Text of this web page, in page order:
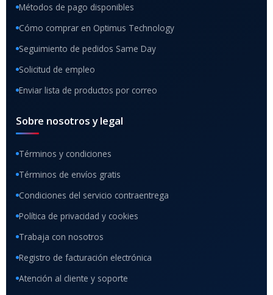
Métodos de pago disponibles
Cómo comprar en Optimus Technology
Seguimiento de pedidos Same Day
Solicitud de empleo
Enviar lista de productos por correo
Sobre nosotros y legal
Términos y condiciones
Términos de envíos gratis
Condiciones del servicio contraentrega
Política de privacidad y cookies
Trabaja con nosotros
Registro de facturación electrónica
Atención al cliente y soporte